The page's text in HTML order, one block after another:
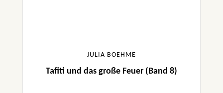
JULIA BOEHME
Tafiti und das große Feuer (Band 8)